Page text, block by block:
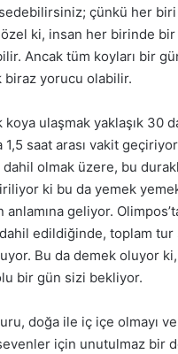
çünkü her
ki, insan her birinde bir
Ancak tüm koyları bir
biraz yorucu olabilir.
ulaşmak yaklaşık 30
saat arası vakit
dahil olmak üzere, bu
ki bu da yemek
geliyor.
edildiğinde, toplam tur
Bu da demek oluyor
bir gün sizi bekliyor.
doğa ile iç içe olmayı
sevenler için unutulmaz bir